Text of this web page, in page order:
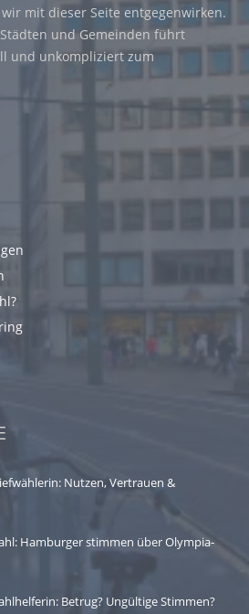
mit dieser Seite entgegenwirken.
und Gemeinden führt
und unkompliziert zum
Nutzen, Vertrauen &
Hamburger stimmen über Olympia-
Betrug? Ungültige Stimmen?